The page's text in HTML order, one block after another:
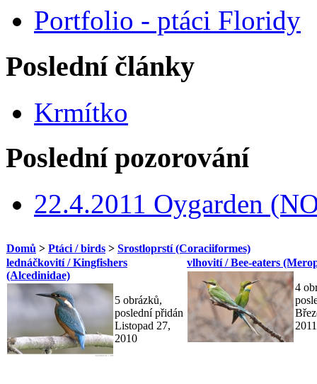
Portfolio - ptáci Floridy
Poslední články
Krmítko
Poslední pozorování
22.4.2011 Oygarden
Domů > Ptáci / birds > Srostloprstí (Coraciiformes)
lednáčkovití / Kingfishers
(Alcedinidae)
5 obrázků,
poslední přidán
Listopad 27,
2010
vlhovití / Bee-eaters
4
2011